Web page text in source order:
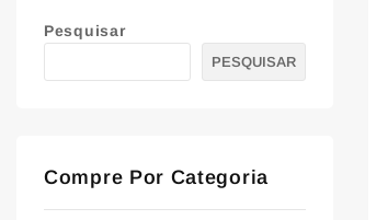
Pesquisar
PESQUISAR
Compre Por Categoria